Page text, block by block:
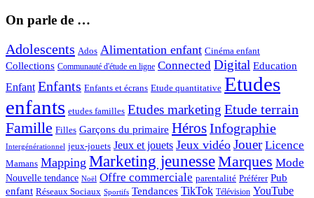
On parle de …
Adolescents Ados Alimentation enfant Cinéma enfant
Collections Communauté d'étude en ligne Connected Digital Education
Enfant Enfants Enfants et écrans Etude quantitative Etudes
enfants etudes familles Etudes marketing Etude terrain
Famille Filles Garçons du primaire HérosInfographie
Intergénérationnel jeux-jouets Jeux et jouets Jeux vidéo Jouer Licence
Mamans Mapping Marketing jeunesseMarques Mode
Nouvelle tendance Noël Offre commerciale parentalité Préférer Pub
enfant Réseaux Sociaux Sportifs Tendances TikTok Télévision YouTube